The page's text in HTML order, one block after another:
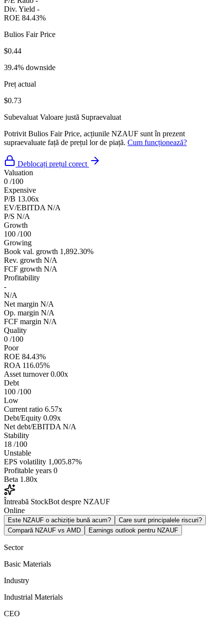
Div. Yield -
ROE 84.43%
Bulios Fair Price
$0.44
39.4% downside
Preț actual
$0.73
Subevaluat Valoare justă Supraevaluat
Potrivit Bulios Fair Price, acțiunile NZAUF sunt în prezent
supraevaluate față de prețul lor de piață. Cum funcționează?
Deblocați prețul corect
Valuation
0 /100
Expensive
P/B 13.06x
EV/EBITDA N/A
P/S N/A
Growth
100 /100
Growing
Book val. growth 1,892.30%
Rev. growth N/A
FCF growth N/A
Profitability
-
N/A
Net margin N/A
Op. margin N/A
FCF margin N/A
Quality
0 /100
Poor
ROE 84.43%
ROA 116.05%
Asset turnover 0.00x
Debt
100 /100
Low
Current ratio 6.57x
Debt/Equity 0.09x
Net debt/EBITDA N/A
Stability
18 /100
Unstable
EPS volatility 1,005.87%
Profitable years 0
Beta 1.80x
Întreabă StockBot despre NZAUF
Online
Este NZAUF o achiziție bună acum?
Care sunt principalele riscuri?
Compară NZAUF vs AMD
Earnings outlook pentru NZAUF
Sector
Basic Materials
Industry
Industrial Materials
CEO